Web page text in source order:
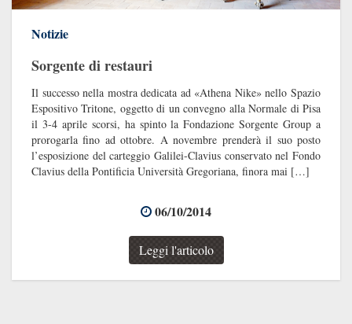
Notizie
Sorgente di restauri
Il successo nella mostra dedicata ad «Athena Nike» nello Spazio
Espositivo Tritone, oggetto di un convegno alla Normale di Pisa
il 3-4 aprile scorsi, ha spinto la Fondazione Sorgente Group a
prorogarla fino ad ottobre. A novembre prenderà il suo posto
l’esposizione del carteggio Galilei-Clavius conservato nel Fondo
Clavius della Pontificia Università Gregoriana, finora mai […]
06/10/2014
Leggi l'articolo